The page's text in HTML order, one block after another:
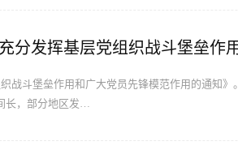
斗堡垒作用和广大党员先锋模范作用的通知》
长，部分地区发…